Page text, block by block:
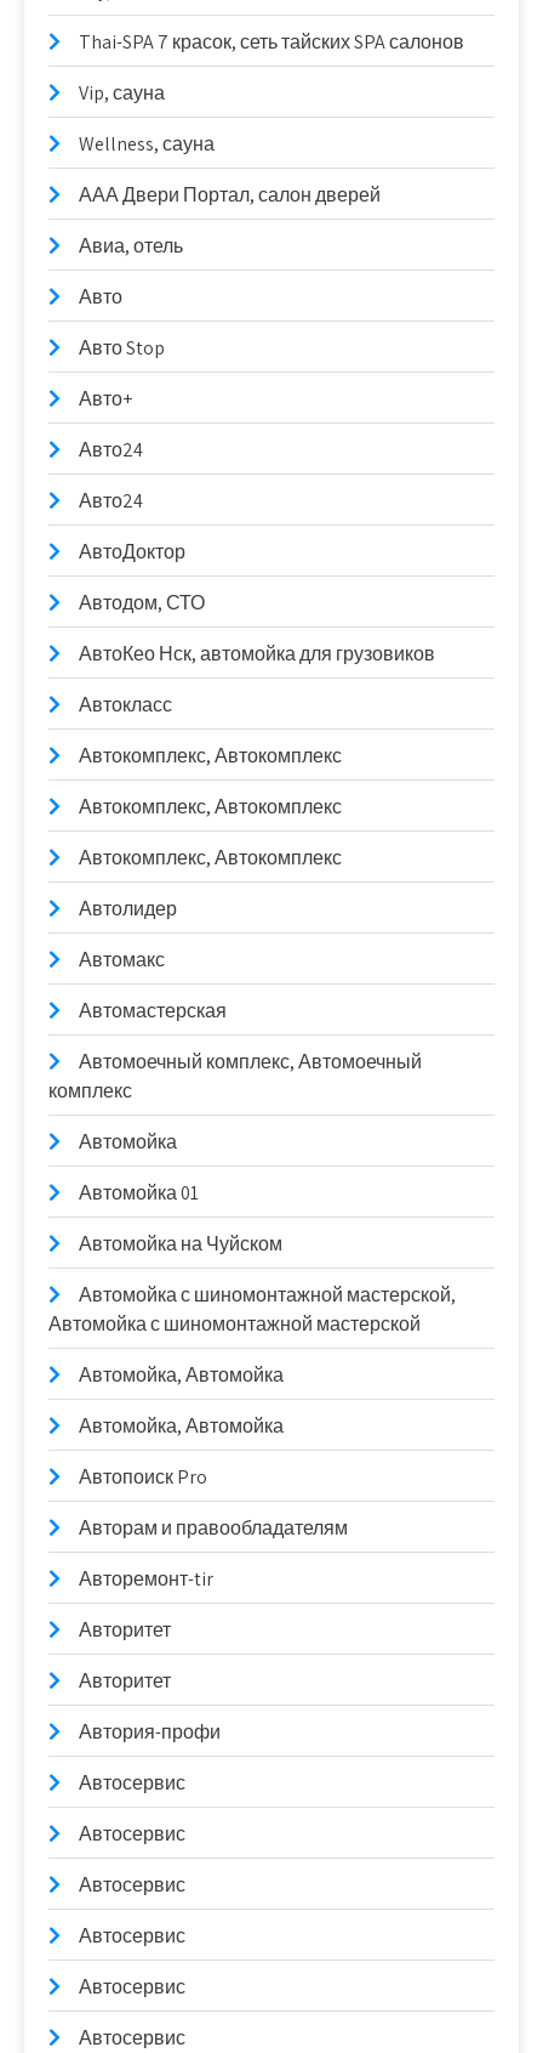
Thai-SPA 7 красок, сеть тайских SPA салонов
Vip, сауна
Wellness, сауна
ААА Двери Портал, салон дверей
Авиа, отель
Авто
Авто Stop
Авто+
Авто24
Авто24
АвтоДоктор
Автодом, СТО
АвтоКео Нск, автомойка для грузовиков
Автокласс
Автокомплекс, Автокомплекс
Автокомплекс, Автокомплекс
Автокомплекс, Автокомплекс
Автолидер
Автомакс
Автомастерская
Автомоечный комплекс, Автомоечный
комплекс
Автомойка
Автомойка 01
Автомойка на Чуйском
Автомойка с шиномонтажной мастерской,
Автомойка с шиномонтажной мастерской
Автомойка, Автомойка
Автомойка, Автомойка
Автопоиск Pro
Авторам и правообладателям
Авторемонт-tir
Авторитет
Авторитет
Автория-профи
Автосервис
Автосервис
Автосервис
Автосервис
Автосервис
Автосервис